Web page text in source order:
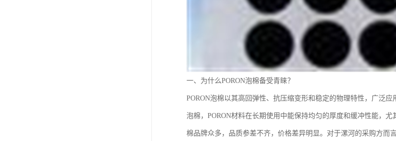
一、为什么PORON泡棉备受青睐？
PORON泡棉以其高回弹性、抗压缩变形和稳定的物理特性，广泛
泡棉，PORON材料在长期使用中能保持均匀的厚度和缓冲性能，
棉品牌众多，品质参差不齐，价格差异明显。对于漯河的采购方而